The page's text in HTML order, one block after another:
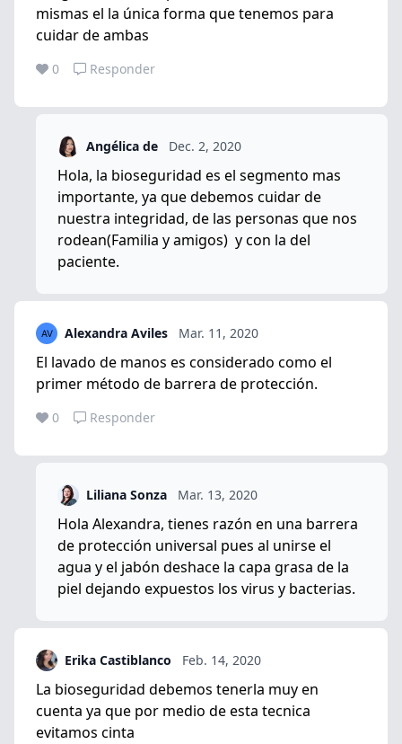
mismas el la única forma que tenemos para
cuidar de ambas
0 Responder
Angélica de Dec. 2, 2020
Hola, la bioseguridad es el segmento mas
importante, ya que debemos cuidar de
nuestra integridad, de las personas que nos
rodean(Familia y amigos) y con la del
paciente.
Alexandra Aviles Mar. 11, 2020
El lavado de manos es considerado como el
primer método de barrera de protección.
0 Responder
Liliana Sonza Mar. 13, 2020
Hola Alexandra, tienes razón en una barrera
de protección universal pues al unirse el
agua y el jabón deshace la capa grasa de la
piel dejando expuestos los virus y bacterias.
Erika Castiblanco Feb. 14, 2020
La bioseguridad debemos tenerla muy en
cuenta ya que por medio de esta tecnica
evitamos cinta